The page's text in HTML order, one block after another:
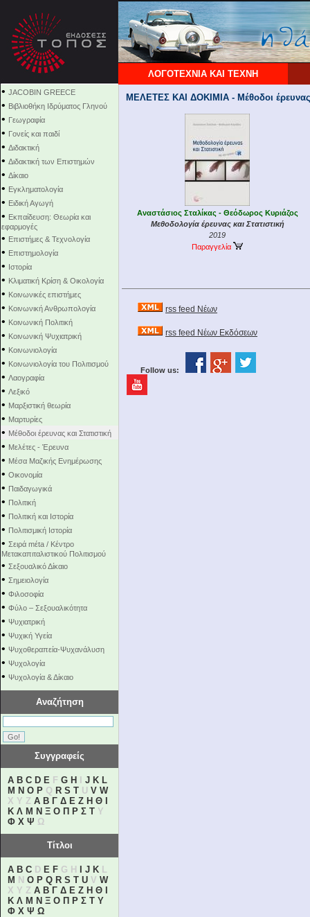
ΛΟΓΟΤΕΧΝΙΑ ΚΑΙ ΤΕΧΝΗ
• JACOBIN GREECE
• Βιβλιοθήκη Ιδρύματος Γληνού
• Γεωγραφία
• Γονείς και παιδί
• Διδακτική
• Διδακτική των Επιστημών
• Δίκαιο
• Εγκληματολογία
• Ειδική Αγωγή
• Εκπαίδευση: Θεωρία και
εφαρμογές
• Επιστήμες & Τεχνολογία
• Επιστημολογία
• Ιστορία
• Κλιματική Κρίση & Οικολογία
• Κοινωνικές επιστήμες
• Κοινωνική Ανθρωπολογία
• Κοινωνική Πολιτική
• Κοινωνική Ψυχιατρική
• Κοινωνιολογία
• Κοινωνιολογία του Πολιτισμού
• Λαογραφία
• Λεξικό
• Μαρξιστική θεωρία
• Μαρτυρίες
• Μέθοδοι έρευνας και Στατιστική
• Μελέτες - Έρευνα
• Μέσα Μαζικής Ενημέρωσης
• Οικονομία
• Παιδαγωγικά
• Πολιτική
• Πολιτική και Ιστορία
• Πολιτισμική Ιστορία
• Σειρά mέta / Κέντρο
Μετακαπιταλιστικού Πολιτισμού
• Σεξουαλικό Δίκαιο
• Σημειολογία
• Φιλοσοφία
• Φύλο – Σεξουαλικότητα
• Ψυχιατρική
• Ψυχική Υγεία
• Ψυχοθεραπεία-Ψυχανάλυση
• Ψυχολογία
• Ψυχολογία & Δίκαιο
Αναζήτηση
Συγγραφείς
A B C D E F G H J K L
M N O P Q R S T U V W
X Y Z Α Β Γ Δ Ε Ζ Η Θ
Κ Λ Μ Ν Ξ Ο Π Ρ Σ Τ Υ
Φ Χ Ψ Ω
Τίτλοι
A B C D E F G H J K L
M N O P Q R S T U V W
X Y Z Α Β Γ Δ Ε Ζ Η Θ
Κ Λ Μ Ν Ξ Ο Π Ρ Σ Τ Υ
Φ Χ Ψ Ω
ΜΕΛΕΤΕΣ ΚΑΙ ΔΟΚΙΜΙΑ - Μέθοδοι έρευνας
Αναστάσιος Σταλίκας - Θεόδωρος Κυριάζος
Μεθοδολογία έρευνας και Στατιστική
2019
Παραγγελία
rss feed Νέων
rss feed Νέων Εκδόσεων
Follow us: